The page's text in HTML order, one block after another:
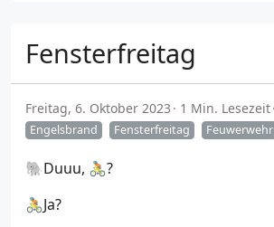
Fensterfreitag
Freitag, 6. Oktober 2023 1 Min. Lesezeit
Engelsbrand
Fensterfreitag Feuwerwehr
🐘Duuu, 🚴?
🚴Ja?